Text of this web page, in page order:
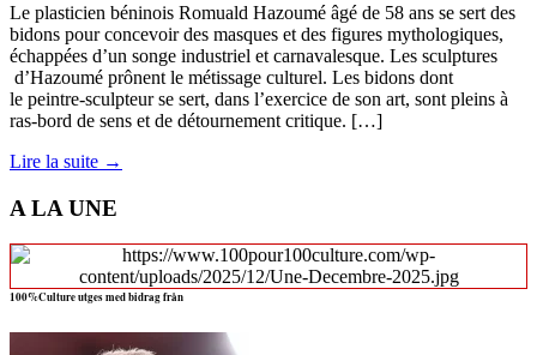
Le plasticien béninois Romuald Hazoumé âgé de 58 ans se sert des
bidons pour concevoir des masques et des figures mythologiques,
échappées d’un songe industriel et carnavalesque. Les sculptures
d’Hazoumé prônent le métissage culturel. Les bidons dont
le peintre-sculpteur se sert, dans l’exercice de son art, sont pleins à
ras-bord de sens et de détournement critique. […]
Lire la suite →
A LA UNE
100%Culture utges med bidrag från